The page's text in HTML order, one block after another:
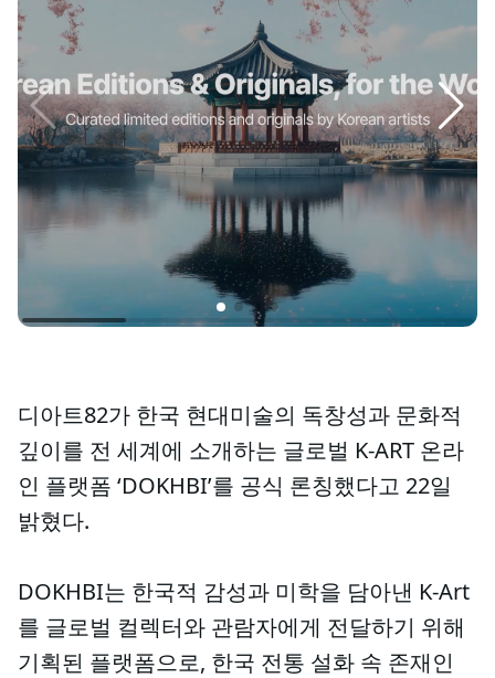
디아트82가 한국 현대미술의 독창성과 문화적
깊이를 전 세계에 소개하는 글로벌 K-ART 온라
인 플랫폼 ‘DOKHBI’를 공식 론칭했다고 22일
밝혔다.
DOKHBI는 한국적 감성과 미학을 담아낸 K-Art
를 글로벌 컬렉터와 관람자에게 전달하기 위해
기획된 플랫폼으로, 한국 전통 설화 속 존재인